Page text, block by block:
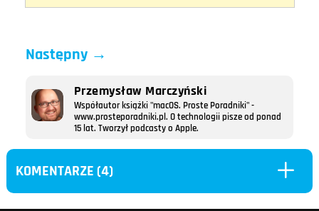
Następny→
Przemysław Marczyński
Współautor książki "macOS. Proste Poradniki" -
www.prosteporadniki.pl. O technologii pisze od ponad
15 lat. Tworzył podcasty o Apple.
KOMENTARZE (4) L